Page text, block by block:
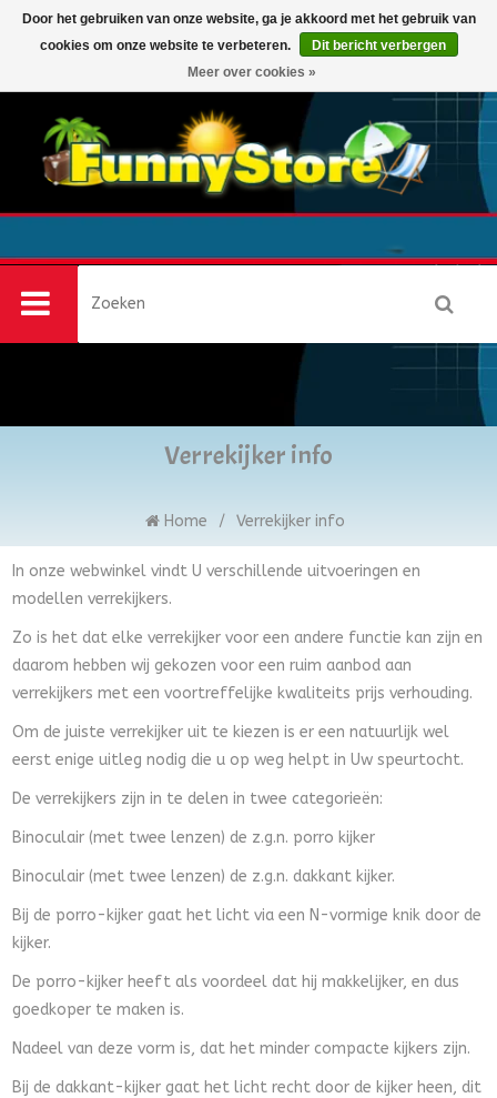
0
Verrekijker info
Home / Verrekijker info
In onze webwinkel vindt U verschillende uitvoeringen en
modellen verrekijkers.
Zo is het dat elke verrekijker voor een andere functie kan zijn en
daarom hebben wij gekozen voor een ruim aanbod aan
verrekijkers met een voortreffelijke kwaliteits prijs verhouding.
Om de juiste verrekijker uit te kiezen is er een natuurlijk wel
eerst enige uitleg nodig die u op weg helpt in Uw speurtocht.
De verrekijkers zijn in te delen in twee categorieën:
Binoculair (met twee lenzen) de z.g.n. porro kijker
Binoculair (met twee lenzen) de z.g.n. dakkant kijker.
Bij de porro-kijker gaat het licht via een N-vormige knik door de
kijker.
De porro-kijker heeft als voordeel dat hij makkelijker, en dus
goedkoper te maken is.
Nadeel van deze vorm is, dat het minder compacte kijkers zijn.
Bij de dakkant-kijker gaat het licht recht door de kijker heen, dit
Door het gebruiken van onze website, ga je akkoord met het gebruik van
cookies om onze website te verbeteren.
Dit bericht verbergen
Meer over cookies »